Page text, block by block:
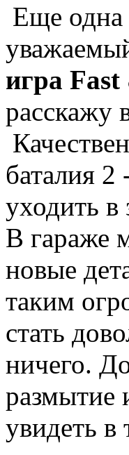
Еще одна
игра
расскажу
баталия
уходить в
В гараже
новые
таким
стать
ничего.
размытие
увидеть в